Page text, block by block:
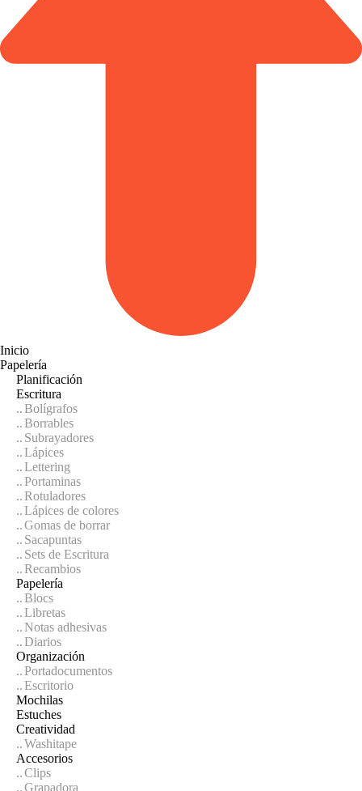
Inicio
Papelería
Planificación
Escritura
Bolígrafos
Borrables
Subrayadores
Lápices
Lettering
Portaminas
Rotuladores
Lápices de colores
Gomas de borrar
Sacapuntas
Sets de Escritura
Recambios
Papelería
Blocs
Libretas
Notas adhesivas
Diarios
Organización
Portadocumentos
Escritorio
Mochilas
Estuches
Creatividad
Washitape
Accesorios
Clips
Grapadora